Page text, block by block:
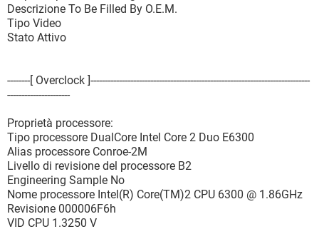
Descrizione To Be Filled By O.E.M.
Tipo Video
Stato Attivo
--------[ Overclock ]-----------------------------------------------------------------------------
----------------------
Proprietà processore:
Tipo processore DualCore Intel Core 2 Duo E6300
Alias processore Conroe-2M
Livello di revisione del processore B2
Engineering Sample No
Nome processore Intel(R) Core(TM)2 CPU 6300 @ 1.86GHz
Revisione 000006F6h
VID CPU 1.3250 V